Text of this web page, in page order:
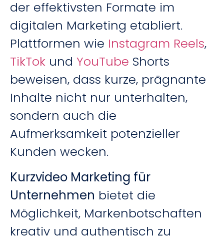
der effektivsten Formate im
digitalen Marketing etabliert.
Plattformen wie Instagram Reels,
TikTok und YouTube Shorts
beweisen, dass kurze, prägnante
Inhalte nicht nur unterhalten,
sondern auch die
Aufmerksamkeit potenzieller
Kunden wecken.
Kurzvideo Marketing für
Unternehmen bietet die
Möglichkeit, Markenbotschaften
kreativ und authentisch zu